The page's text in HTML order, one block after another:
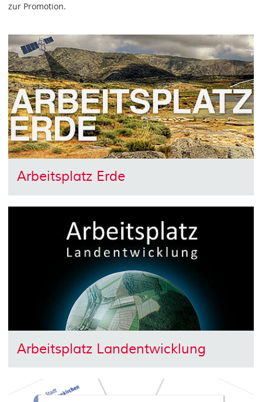
zur Promotion.
Arbeitsplatz Erde
Arbeitsplatz Landentwicklung